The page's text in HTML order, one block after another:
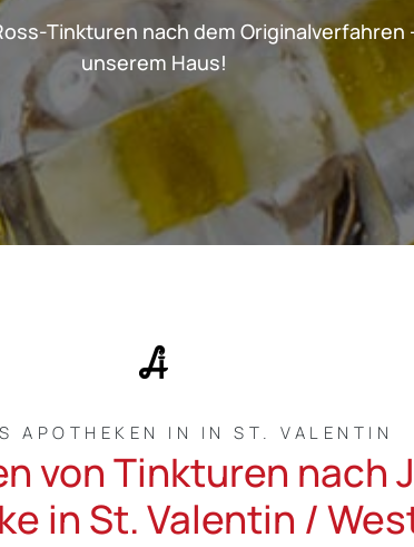
Tinkturen nach dem
unserem Haus!
APOTHEKEN IN IN ST. VALENTIN
von Tinkturen nach
in St. Valentin /